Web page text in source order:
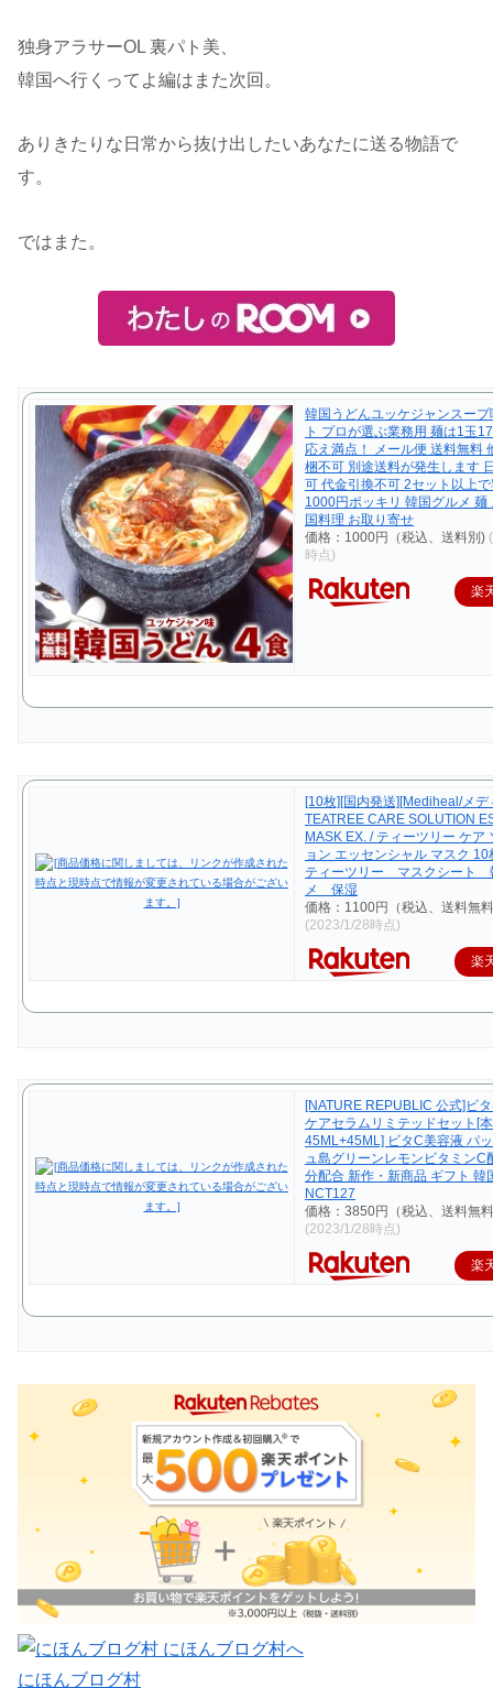
独身アラサーOL 裏パト美、
韓国へ行くってよ編はまた次回。
ありきたりな日常から抜け出したいあなたに送る物語で
す。
ではまた。
韓国うどんユッケジャンスー
ト プロが選ぶ業務用 麺は1玉
応え満点！ メール便 送料無料
梱不可 別途送料が発生します
可 代金引換不可 2セット以上
1000円ポッキリ 韓国グルメ 麺
国料理 お取り寄せ
価格：1000円（税込、送料別)
時点)
楽
[10枚][国内発送][Mediheal/メデ
TEATREE CARE SOLUTION
MASK EX. / ティーツリー ケア
ョン エッセンシャル マスク
ティーツリー マスクシート
メ 保湿
価格：1100円（税込、送料無
(2023/1/28時点)
楽
[NATURE REPUBLIC 公式]ビ
ケアセラムリミテッドセット[
45ML+45ML] ビタC美容液 パ
ュ島グリーンレモンビタミンC
分配合 新作・新商品 ギフト 韓
NCT127
価格：3850円（税込、送料無
(2023/1/28時点)
楽
にほんブログ村